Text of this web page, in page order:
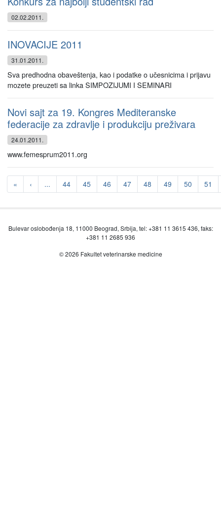
02.02.2011.
INOVACIJE 2011
31.01.2011.
Sva predhodna obaveštenja, kao i podatke o učesnicima i prijavu
mozete preuzeti sa linka SIMPOZIJUMI I SEMINARI
Novi sajt za 19. Kongres Mediteranske
federacije za zdravlje i produkciju preživara
24.01.2011.
www.femesprum2011.org
« ‹ ... 44 45 46 47 48 49 50 51
Bulevar oslobođenja 18, 11000 Beograd, Srbija, tel: +381 11 3615 436, faks:
+381 11 2685 936
© 2026 Fakultet veterinarske medicine